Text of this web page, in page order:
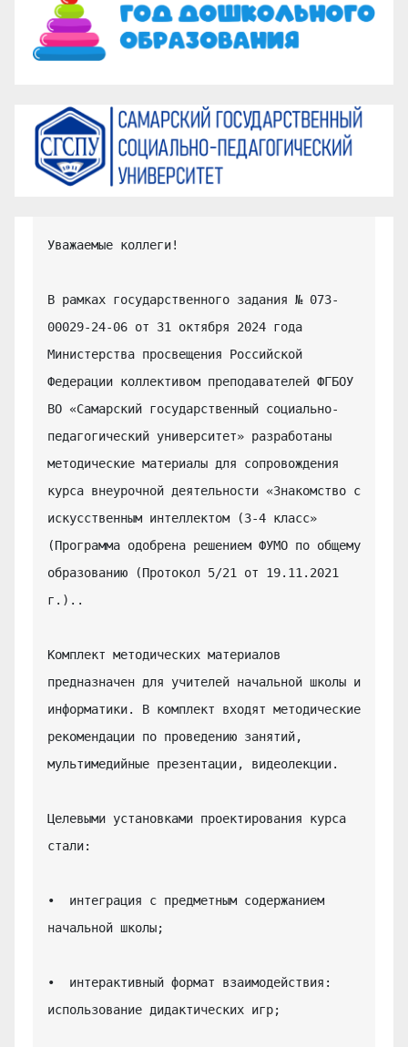
Уважаемые коллеги!
В рамках государственного задания № 073-
00029-24-06 от 31 октября 2024 года
Министерства просвещения Российской
Федерации коллективом преподавателей ФГБОУ
ВО «Самарский государственный социально-
педагогический университет» разработаны
методические материалы для сопровождения
курса внеурочной деятельности «Знакомство с
искусственным интеллектом (3-4 класс»
(Программа одобрена решением ФУМО по общему
образованию (Протокол 5/21 от 19.11.2021
г.)..
Комплект методических материалов
предназначен для учителей начальной школы и
информатики. В комплект входят методические
рекомендации по проведению занятий,
мультимедийные презентации, видеолекции.
Целевыми установками проектирования курса
стали:
•  интеграция с предметным содержанием
начальной школы;
•  интерактивный формат взаимодействия:
использование дидактических игр;